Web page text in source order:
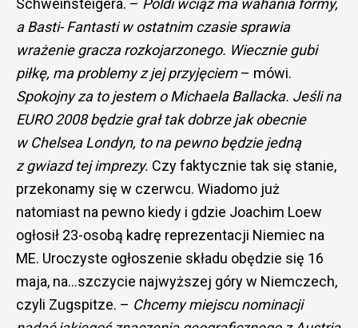
Schweinsteigera. – Poldi wciąż ma wahania formy,
a Basti- Fantasti w ostatnim czasie sprawia
wrażenie gracza rozkojarzonego. Wiecznie gubi
piłkę, ma problemy z jej przyjęciem– mówi.
Spokojny za to jestem o Michaela Ballacka. Jeśli na
EURO 2008 będzie grał tak dobrze jak obecnie
w Chelsea Londyn, to na pewno będzie jedną
z gwiazd tej imprezy. Czy faktycznie tak się stanie,
przekonamy się w czerwcu. Wiadomo już
natomiast na pewno kiedy i gdzie Joachim Loew
ogłosił 23-osobą kadrę reprezentacji Niemiec na
ME. Uroczyste ogłoszenie składu obędzie się 16
maja, na…szczycie najwyższej góry w Niemczech,
czyli Zugspitze. – Chcemy miejscu nominacji